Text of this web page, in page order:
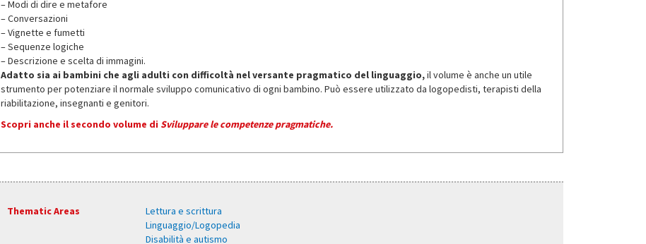
– Modi di dire e metafore
– Conversazioni
– Vignette e fumetti
– Sequenze logiche
– Descrizione e scelta di immagini.
Adatto sia ai bambini che agli adulti con difficoltà nel versante pragmatico del linguaggio,il volume è anche un utile
strumento per potenziare il normale sviluppo comunicativo di ogni bambino. Può essere utilizzato da logopedisti, terapisti della
riabilitazione, insegnanti e genitori.
Scopri anche il secondo volume di Sviluppare le competenze pragmatiche.
Thematic Areas
Lettura e scrittura
Linguaggio/Logopedia
Disabilità e autismo